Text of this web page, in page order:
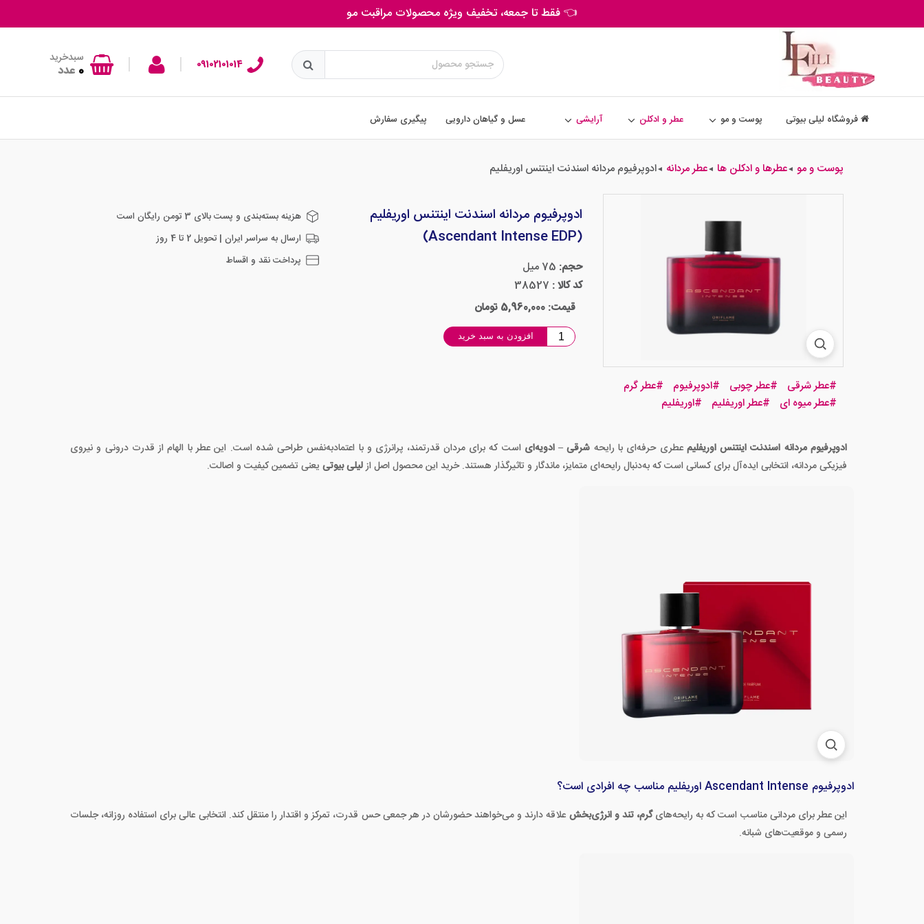
👈 فقط تا جمعه، تخفیف ویژه محصولات مراقبت مو
09102101014
|
| سبدخرید
0 عدد
فروشگاه لیلی بیوتی پوست و مو عطر و ادکلن آرایشی عسل و گیاهان دارویی پیگیری سفارش
پوست و مو ◄عطرها و ادکلن ها ◄عطر مردانه ◄ادوپرفیوم مردانه اسندنت اینتنس اوریفلیم
#عطر شرقی #عطر چوبی #ادوپرفیوم #عطر گرم
#عطر میوه ای #عطر اوریفلیم #اوریفلیم
ادوپرفیوم مردانه اسندنت اینتنس اوریفلیم
(Ascendant Intense EDP)
حجم: 75 میل
کد کالا : 38527
قیمت: 5,960,000 تومان
افزودن به سبد خرید
هزینه بسته‌بندی و پست بالای 3 تومن رایگان است
ارسال به سراسر ایران | تحویل 2 تا 4 روز
پرداخت نقد و اقساط
ادوپرفیوم مردانه اسندنت اینتنس اوریفلیم عطری حرفه‌ای با رایحه شرقی – ادویه‌ای است که برای مردان قدرتمند، پرانرژی و با اعتمادبه‌نفس طراحی شده است. این عطر با الهام از قدرت درونی و نیروی
فیزیکی مردانه، انتخابی ایده‌آل برای کسانی است که به‌دنبال رایحه‌ای متمایز، ماندگار و تاثیرگذار هستند. خرید این محصول اصل ازلیلی بیوتی یعنی تضمین کیفیت و اصالت.
ادوپرفیوم Ascendant Intense اوریفلیم مناسب چه افرادی است؟
این عطر برای مردانی مناسب است که به رایحه‌هایگرم، تند و انرژی‌بخش علاقه دارند و می‌خواهند حضورشان در هر جمعی حس قدرت، تمرکز و اقتدار را منتقل کند. انتخابی عالی برای استفاده روزانه، جلسات
رسمی و موقعیت‌های شبانه.